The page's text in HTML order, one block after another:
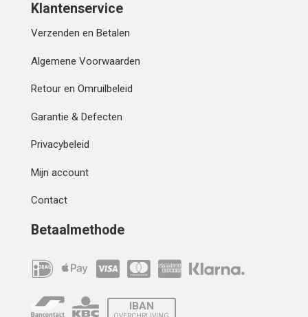
Klantenservice
Verzenden en Betalen
Algemene Voorwaarden
Retour en Omruilbeleid
Garantie & Defecten
Privacybeleid
Mijn account
Contact
Betaalmethode
IBAN